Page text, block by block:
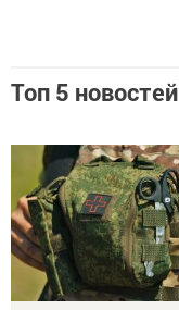
Топ 5 новостей